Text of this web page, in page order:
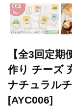
【全3回定
作り チーズ
ナチュラル
[AYC006]